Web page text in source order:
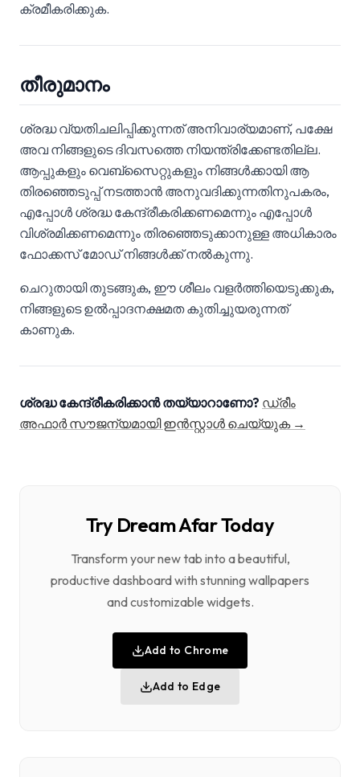
ക്രമീകരിക്കുക.
തീരുമാനം
ശ്രദ്ധ വ്യതിചലിപ്പിക്കുന്നത് അനിവാര്യമാണ്, പക്ഷേ
അവ നിങ്ങളുടെ ദിവസത്തെ നിയന്ത്രിക്കേണ്ടതില്ല.
ആപ്പുകളും വെബ്‌സൈറ്റുകളും നിങ്ങൾക്കായി ആ
തിരഞ്ഞെടുപ്പ് നടത്താൻ അനുവദിക്കുന്നതിനുപകരം,
എപ്പോൾ ശ്രദ്ധ കേന്ദ്രീകരിക്കണമെന്നും എപ്പോൾ
വിശ്രമിക്കണമെന്നും തിരഞ്ഞെടുക്കാനുള്ള അധികാരം
ഫോക്കസ് മോഡ് നിങ്ങൾക്ക് നൽകുന്നു.
ചെറുതായി തുടങ്ങുക, ഈ ശീലം വളർത്തിയെടുക്കുക,
നിങ്ങളുടെ ഉൽപ്പാദനക്ഷമത കുതിച്ചുയരുന്നത്
കാണുക.
ശ്രദ്ധ കേന്ദ്രീകരിക്കാൻ തയ്യാറാണോ? ഡ്രീം
അഫാർ സൗജന്യമായി ഇൻസ്റ്റാൾ ചെയ്യുക →
Try Dream Afar Today
Transform your new tab into a beautiful,
productive dashboard with stunning wallpapers
and customizable widgets.
Add to Chrome
Add to Edge